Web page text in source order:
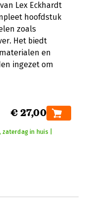
Lex Eckhardt
hoofdstuk
zoals
Het biedt
en
ingezet om
€ 27,00
in huis |